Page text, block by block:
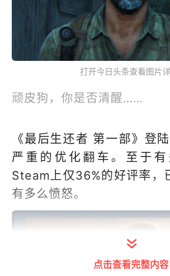
打开今日头条查看图片
顽皮狗，你是否清醒……
《最后生还者 第一部》登
严重的优化翻车。至于
Steam上仅36%的好评率，
有多么愤怒。
点击查看完整内容